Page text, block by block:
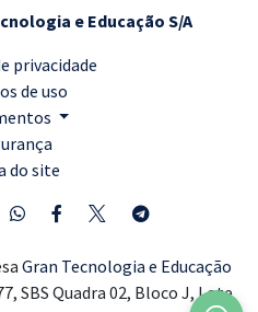
e Educação S/A
privacidade
de uso
do site
Gran Tecnologia e Educação
SBS Quadra 02, Bloco J, Lote